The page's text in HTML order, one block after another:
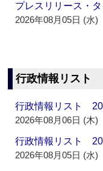
プレスリリース・
2026年08月05日 (水)
行政情報リスト
行政情報リスト
2026年08月06日 (木)
行政情報リスト
2026年08月05日 (水)